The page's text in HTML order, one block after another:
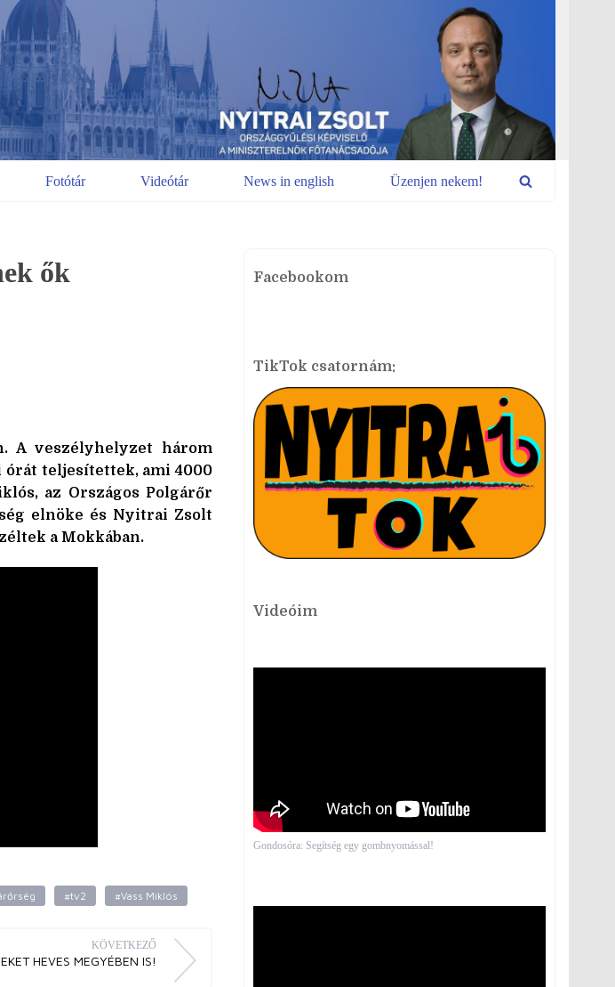
Fotótár Videótár News in english Üzenjen nekem!
ők
A veszélyhelyzet három
teljesítettek, ami 4000
az Országos Polgárőr
elnöke és Nyitrai Zsolt
a Mokkában.
#tv2 #Vass Miklós
KÖVETKEZŐ
HEVES MEGYÉBEN IS!
Facebookom
TikTok csatornám:
Videóim
Gondosóra: Segítség egy gombnyomással!